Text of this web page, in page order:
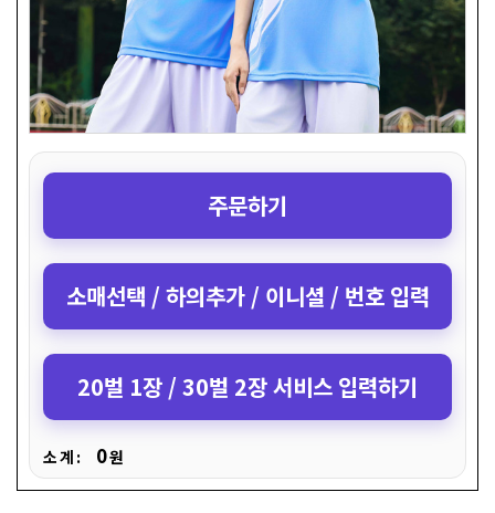
주문하기
소매선택 / 하의추가 / 이니셜 / 번호 입력
20벌 1장 / 30벌 2장 서비스 입력하기
소 계 : 0원